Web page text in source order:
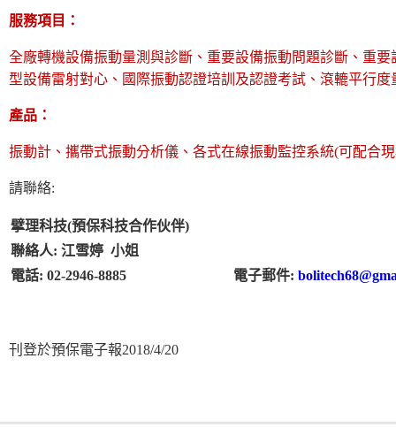
服務項目：
全廠轉機設備振動量測與診斷、 重要設備振動問題診斷、重
型設備雷射對心、國際振動認證培訓及認證考試、滾轆平行
產品：
振動計、攜帶式振動分析儀、各式在線振動監控系統(可配合
請聯絡:
擘理科技(預保科技合作伙伴)
聯絡人: 江雪婷 小姐
電話: 02-2946-8885
電子郵件:
刊登於預保電子報2018/4/20